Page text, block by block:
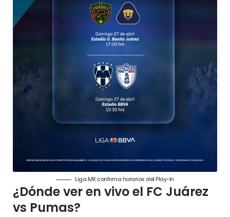
Liga MX confirma horarios del Play-In
¿Dónde ver en vivo el FC Juárez
vs Pumas?